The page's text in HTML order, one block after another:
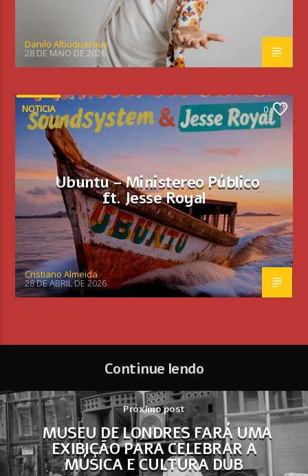
Danilo Albuquerque
28 DE MAIO DE 2026
NOTICIA 0
Ubuntu – Ministereo Público
ft. Jesse Royal
Cristiano Almeida
28 DE ABRIL DE 2026
Continue lendo
Próximo post
MUSEU DE LONDRES FARÁ UMA
EXIBIÇÃO PARA CELEBRAR A
MÚSICA E CULTURA DUB